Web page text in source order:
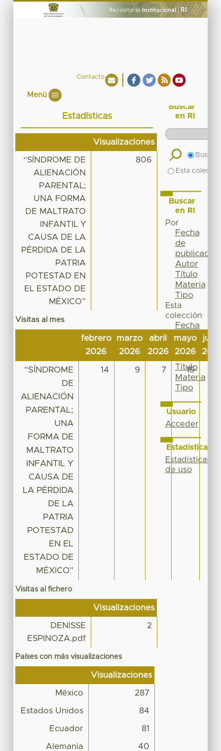
Contacto
Menú
Estadísticas
Visualizaciones
“SÍNDROME DE
ALIENACIÓN
PARENTAL;
UNA FORMA
DE MALTRATO
INFANTIL Y
CAUSA DE LA
PÉRDIDA DE LA
PATRIA
POTESTAD EN
EL ESTADO DE
MÉXICO”
806
Visitas al mes
febrero
2026
marzo
2026
abril
2026
mayo
2026
“SÍNDROME
DE
ALIENACIÓN
PARENTAL;
UNA
FORMA DE
MALTRATO
INFANTIL Y
CAUSA DE
LA PÉRDIDA
DE LA
PATRIA
POTESTAD
EN EL
ESTADO DE
MÉXICO”
14 9 7 15
Visitas al fichero
Visualizaciones
DENISSE
ESPINOZA.pdf
2
Países con más visualizaciones
Visualizaciones
México 287
Estados Unidos 84
Ecuador 81
Alemania 40
Buscar
en RI
Buscar
Esta
Buscar
en RI
Por
Fecha
de
publicación
Autor
Título
Materia
Tipo
Esta
colección
Fecha
de
publicación
Autor
Título
Materia
Tipo
Usuario
Acceder
Estadísticas
Estadísticas
de uso